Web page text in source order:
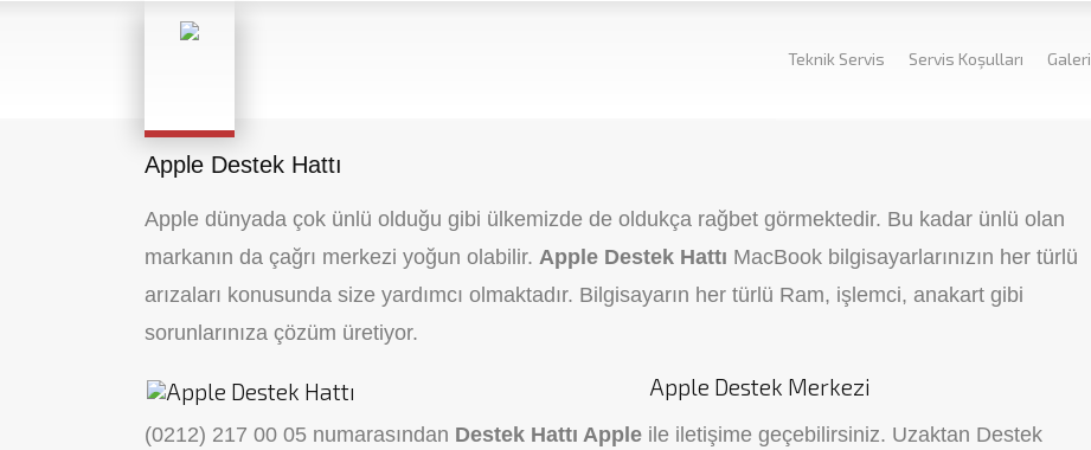
Teknik Servis Servis Koşulları Galeri
Apple Destek Hattı
Apple dünyada çok ünlü olduğu gibi ülkemizde de oldukça rağbet görmektedir. Bu kadar ünlü olan
markanın da çağrı merkezi yoğun olabilir. Apple Destek Hattı MacBook bilgisayarlarınızın her türlü
arızaları konusunda size yardımcı olmaktadır. Bilgisayarın her türlü Ram, işlemci, anakart gibi
sorunlarınıza çözüm üretiyor.
Apple Destek Merkezi
(0212) 217 00 05 numarasından Destek Hattı Apple ile iletişime geçebilirsiniz. Uzaktan Destek